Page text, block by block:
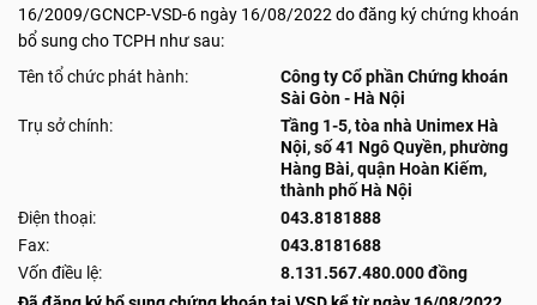
16/2009/GCNCP-VSD-6 ngày 16/08/2022 do đăng ký chứng khoán
bổ sung cho TCPH như sau:
Tên tổ chức phát hành:
Công ty Cổ phần Chứng khoán
Sài Gòn - Hà Nội
Trụ sở chính:
Tầng 1-5, tòa nhà Unimex Hà
Nội, số 41 Ngô Quyền, phường
Hàng Bài, quận Hoàn Kiếm,
thành phố Hà Nội
Điện thoại:
043.8181888
Fax:
043.8181688
Vốn điều lệ:
8.131.567.480.000 đồng